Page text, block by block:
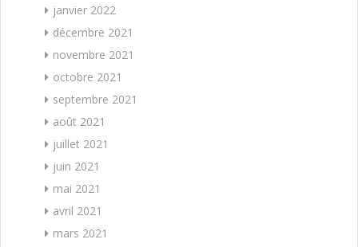
janvier 2022
décembre 2021
novembre 2021
octobre 2021
septembre 2021
août 2021
juillet 2021
juin 2021
mai 2021
avril 2021
mars 2021